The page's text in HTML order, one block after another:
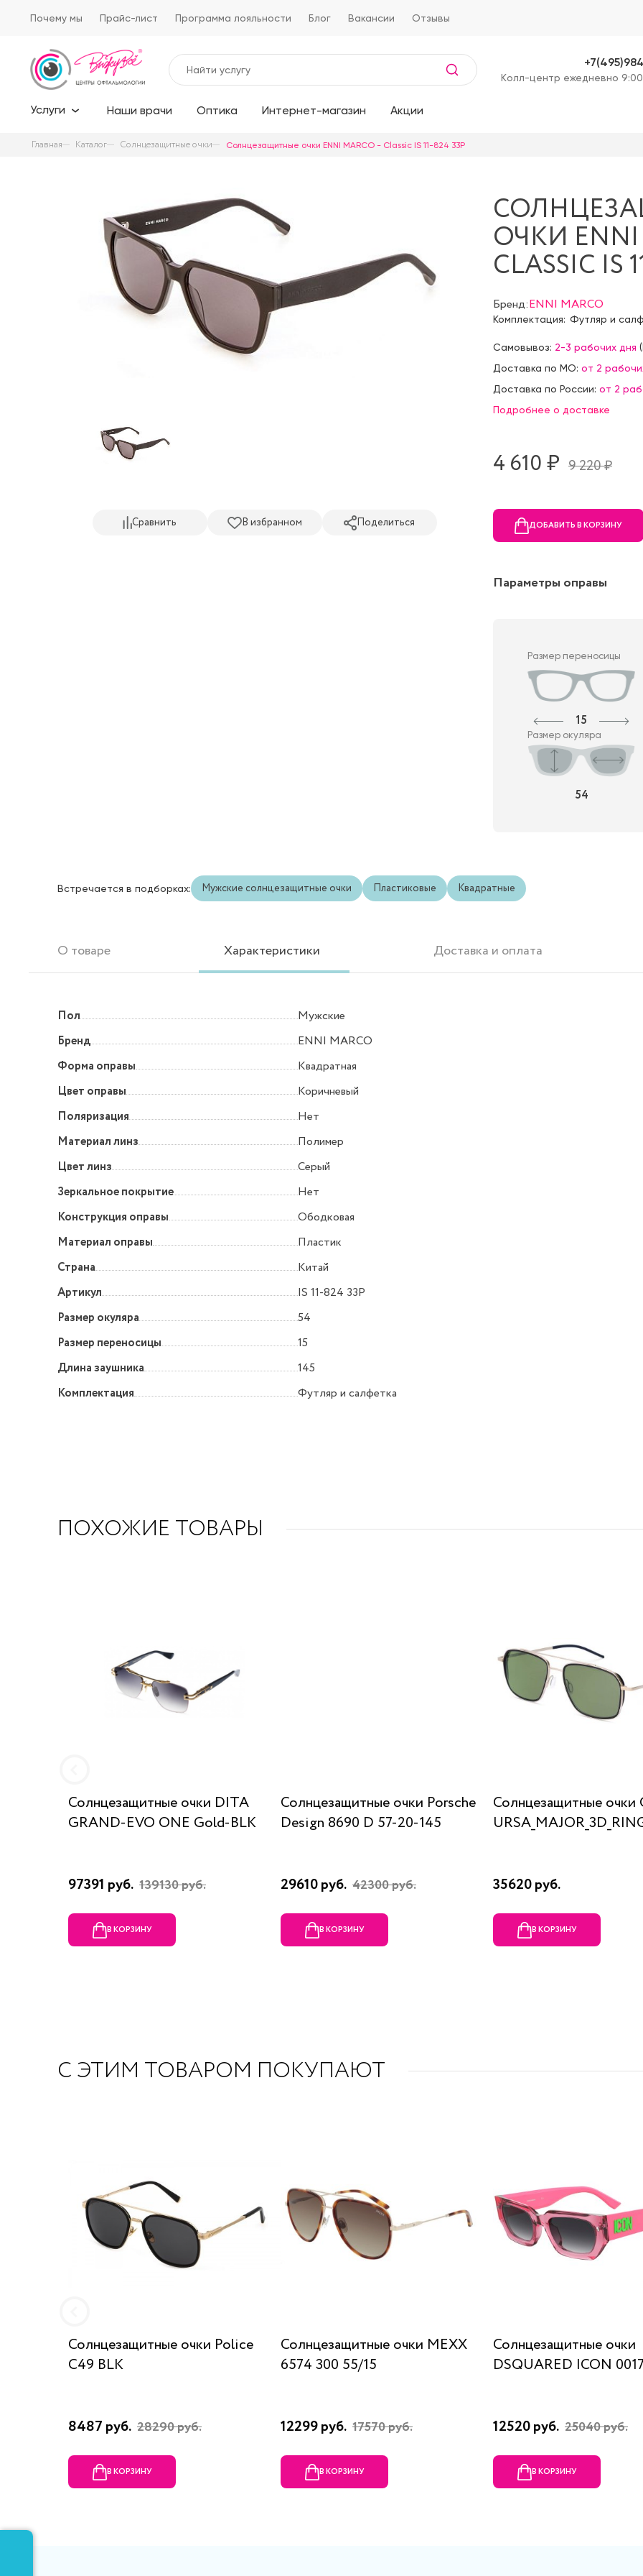
Почему мы Прайс-лист Программа лояльности Блог Вакансии Отзывы
Kолл-центр ежедневно
Услуги Наши врачи Оптика Интернет-магазин Акции
Главная Каталог Солнцезащитные очки Солнцезащитные очки ENNI MARCO - Classic IS 11-824 33P
Сравнить В избранном Поделиться
ОЧКИ ENNI
CLASSIC IS
Бренд:ENNI MARCO
Комплектация: Футляр и
Самовывоз: 2-3 рабочих дня (
Доставка по МО: от 2
Доставка по России: от 2
Подробнее о доставке
4 610 ₷ 9 220 ₷
ДОБАВИТЬ В КОРЗИНУ
Параметры оправы
Размер переносицы
15
Размер окуляра
54
Встречается в подборках: Мужские солнцезащитные очки Пластиковые Квадратные
О товаре Характеристики Доставка и оплата
Пол
Мужские
Бренд
ENNI MARCO
Форма оправы
Квадратная
Цвет оправы
Коричневый
Поляризация
Нет
Материал линз
Полимер
Цвет линз
Серый
Зеркальное покрытие
Нет
Конструкция оправы
Ободковая
Материал оправы
Пластик
Страна
Китай
Артикул
IS 11-824 33P
Размер окуляра
54
Размер переносицы
15
Длина заушника
145
Комплектация
Футляр и салфетка
ПОХОЖИЕ ТОВАРЫ
Солнцезащитные очки DITA
GRAND-EVO ONE Gold-BLK
97391 руб. 139130 руб.
В КОРЗИНУ
Солнцезащитные очки Porsche
Design 8690 D 57-20-145
29610 руб. 42300 руб.
В КОРЗИНУ
Солнцезащитные очки
35620 руб.
В КОРЗИНУ
С ЭТИМ ТОВАРОМ ПОКУПАЮТ
Солнцезащитные очки Police
C49 BLK
8487 руб. 28290 руб.
В КОРЗИНУ
Солнцезащитные очки MEXX
6574 300 55/15
12299 руб. 17570 руб.
В КОРЗИНУ
Солнцезащитные очки
DSQUARED ICON
12520 руб. 25040 руб.
В КОРЗИНУ